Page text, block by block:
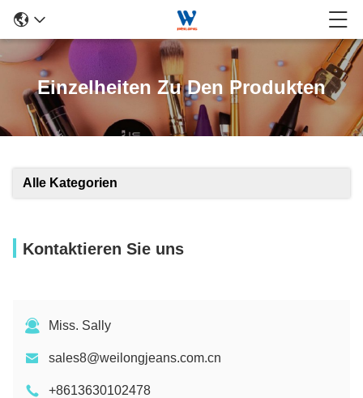
Einzelheiten Zu Den Produkten
Alle Kategorien
Kontaktieren Sie uns
Miss. Sally
sales8@weilongjeans.com.cn
+8613630102478